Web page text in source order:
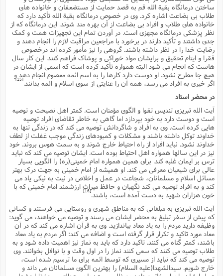
ساختن درمانگاه بقیة الله قم به قصد حمایت از مستضعفان و خانواده هاى
طلاب بى بضاعت اشاره کرد. وى در خصوص درمانگاه بقیة الله تأکید دارد که
خانواده هاى طلاب و افراد بى بضاعت از آن بهره مند شوند. این درمانگاه که از
نظر پزشکى درمانگاه مجهزى است. در آوردن تمام این تجهیزات همت و کمک
جدى داشتند و تأکید دارند در برخورد با مراجعین مراقبت لازم را انجام دهند و
رضایت خدا را در نظر داشته باشند. گروهى را نیز مأمور کرده اند درخصوص
فقرا و ایتام تحقیق و برایشان مواد خوراکى و پوشاک فراهم کنند. این کار سال
هاست که انجام مى شود البته همواره تأکید کرده است که اسمى از ایشان در
هیچ جا مطرح نشود. او دوست دارد کارها را به اسم ائمه معصوم انجام دهد و
اگر خیرى به افراد مى رسد، همه آن را عنایتى از سوى اسلام و ائمه بدانند.
در محضر استاد
آیت الله تبریزى تندیس تقوا و الگوى مؤمنان است. کمتر اهل نصیحت و توصیه
است و دوست دارد به خود بپردازد اما گاهى به خاطر تقاضاى افراد توصیه
هایى کرده است. وى به افراد و شاگردانش توصیه مى کند که در زندگى تنها به
خداوند توکل داشته باشند و مشکلات و کمبودهاى زندگى موجب غفلت از لطف
خداوند نشود. نباید افراد از راه احتیاط خارج شوند و به سمت هوس بروند. خود
نیز در این سالها همواره اهل احتیاط بوده است. ایشان توصیه مى کند که نباید
ترس بر ایمان غلبه کند. براى همین همواره امام خمینى(ره) را الگویى بسیار
عالى براى شیعیان معرفى مى کند. او همیشه از امام خمینى به جهت درک بهتر
مسائل اسلام و مسلمانان، شجاعت در عمل و اخلاص در نیت به نیکى یاد مى
کند و به افراد توصیه مى کند نگهبان و حافظ میراث ارزشمند امام خمینى که با
خون هزاران شهید به دست آمده است، باشند.[16]
آیت الله تبریزى به مبلغانى که به مناطق شهرى و روستایى مى فرستند و کسانى
که پیش از سفر تبلیغ به محضر ایشان مى رسند و توصیه مى خواهند، مى گوید:
وظیفه دارید مردم را به یاد معاد بیاندازید. وى به قرآن اشاره مى کند که در آن
معاد مورد تاکید و تکرار قرار گرفته است و اضافه مى کند: اگر مردم به یاد معاد
باشند، کمتر گناه مى کنند. تاکید دارد که باید به نماز نیز اهمیت داده شود و به
طلاب توصیه مى کنند که سعى کنند نماز را در اول وقت و با نوافل بخوانند. وى
توصیه مى کند که نباید از مسیرى که توسط ائمه براى ما ترسیم شده است،
خارج شویم. سیدالشهدا(علیه السلام) را بهترین الگوى مسلمانان مى داند و